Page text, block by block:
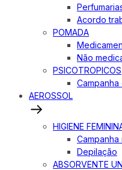
Acordo
POMADA
Não
PSICOTROPICOS
AEROSSOL
HIGIENE
Campanha
Depilação
ABSORVENTE